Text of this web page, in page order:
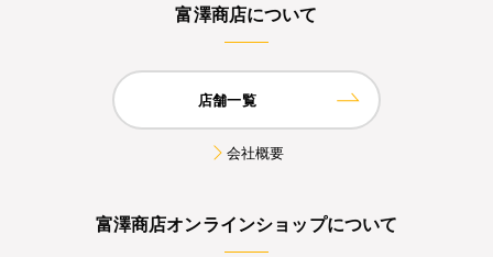
富澤商店について
店舗一覧
会社概要
富澤商店オンラインショップについて